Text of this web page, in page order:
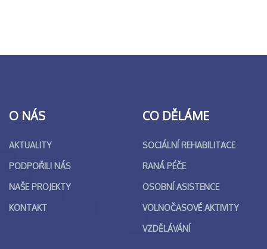
O NÁS
AKTUALITY
PODPOŘILI NÁS
NAŠE PROJEKTY
KONTAKT
CO DĚLÁME
SOCIÁLNÍ REHABILITACE
RANÁ PÉČE
OSOBNÍ ASISTENCE
VOLNOČASOVÉ AKTIVITY
VZDĚLÁVÁNÍ